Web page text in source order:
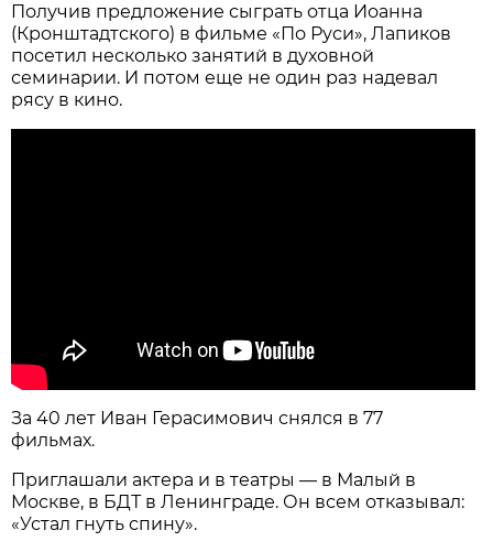
Получив предложение сыграть отца Иоанна
(Кронштадтского) в фильме «По Руси», Лапиков
посетил несколько занятий в духовной
семинарии. И потом еще не один раз надевал
рясу в кино.
За 40 лет Иван Герасимович снялся в 77
фильмах.
Приглашали актера и в театры — в Малый в
Москве, в БДТ в Ленинграде. Он всем отказывал:
«Устал гнуть спину».